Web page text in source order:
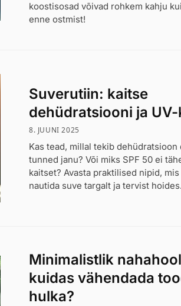
koostisosad võivad rohkem kahju
enne ostmist!
Suverutiin: kaitse
dehüdratsiooni ja
8. JUUNI 2025
Kas tead, millal tekib dehüdratsioon
tunned janu? Või miks SPF 50 ei
kaitset? Avasta praktilised nipid,
nautida suve targalt ja tervist
Minimalistlik
kuidas vähendada
hulka?